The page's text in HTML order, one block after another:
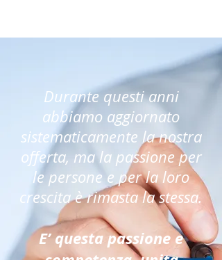
Durante questi anni
abbiamo aggiornato
sistematicamente la nostra
offerta, ma la passione per
le persone e per la loro
crescita è rimasta la stessa.
E’ questa passione e